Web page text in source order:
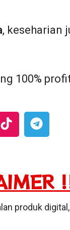
, keseharian
100%
produk digital,